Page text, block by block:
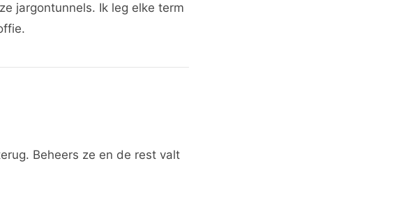
jargontunnels. Ik leg elke term
Beheers ze en de rest valt